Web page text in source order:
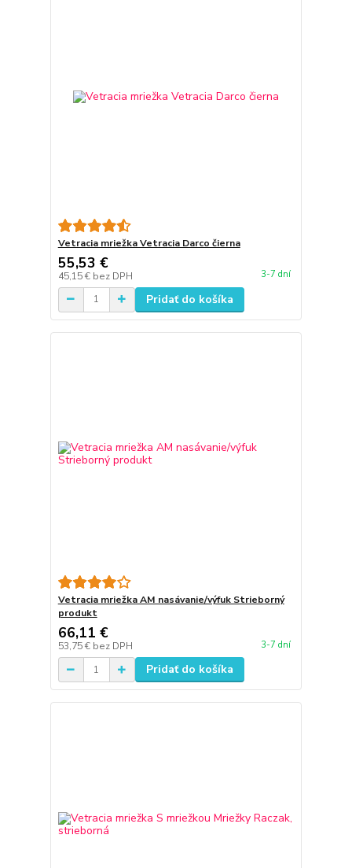
Vetracia mriežka Vetracia Darco čierna
55,53 €
45,15 € bez DPH 3-7 dní
Pridať do košíka
Vetracia mriežka AM nasávanie/výfuk Strieborný
produkt
66,11 €
53,75 € bez DPH 3-7 dní
Pridať do košíka